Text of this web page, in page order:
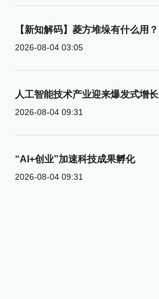
【新知解码】菱方堆垛有什么用？
2026-08-04 03:05
人工智能技术产业迎来爆发式增长
2026-08-04 09:31
“AI+创业”加速科技成果孵化
2026-08-04 09:31